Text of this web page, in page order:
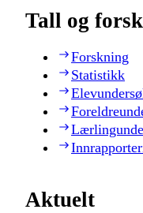
Tall og
Forskning
Statistikk
Aktuelt